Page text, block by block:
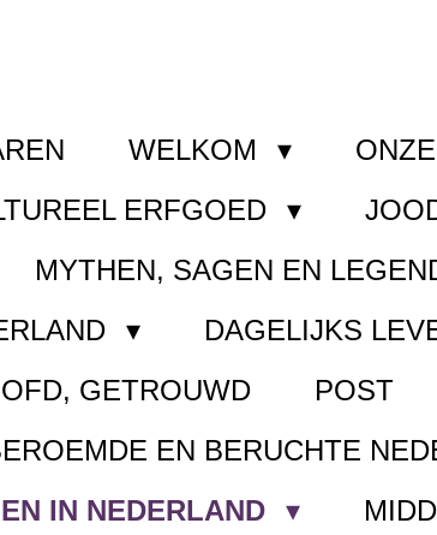
WELKOM
ERFGOED
MYTHEN, SAGEN EN
DAGELIJKS
GETROUWD
POST
EN BERUCHTE
IN NEDERLAND